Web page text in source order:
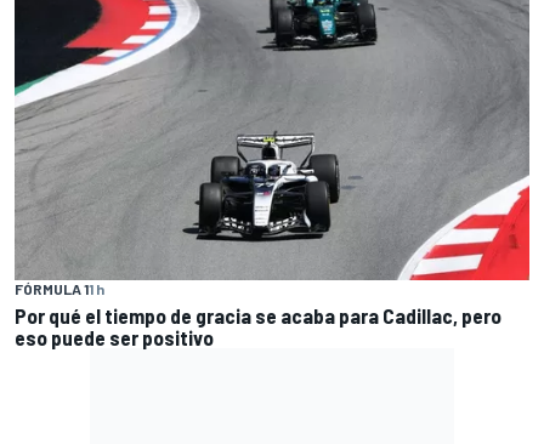
FÓRMULA 11 h
Por qué el tiempo de gracia se acaba para Cadillac, pero
eso puede ser positivo